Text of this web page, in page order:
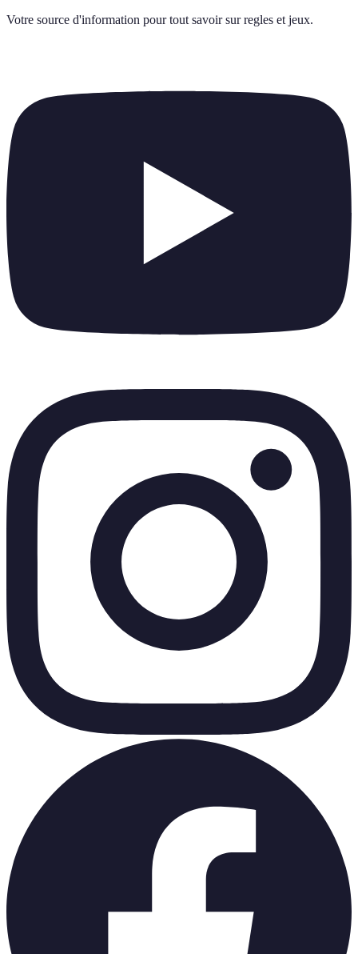
Votre source d'information pour tout savoir sur regles et jeux.